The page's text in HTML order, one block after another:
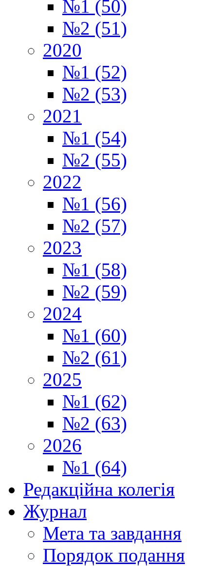
№1 (50)
№2 (51)
2020
№1 (52)
№2 (53)
2021
№1 (54)
№2 (55)
2022
№1 (56)
№2 (57)
2023
№1 (58)
№2 (59)
2024
№1 (60)
№2 (61)
2025
№1 (62)
№2 (63)
2026
№1 (64)
Редакційна колегія
Журнал
Мета та завдання
Порядок подання